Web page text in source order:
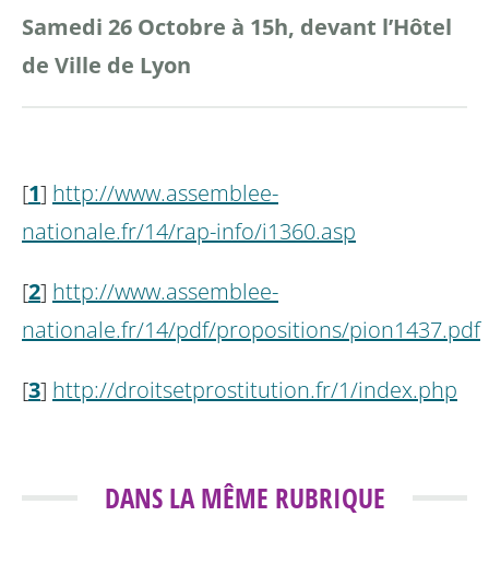
Samedi 26 Octobre à 15h, devant l’Hôtel
de Ville de Lyon
[1] http://www.assemblee-
nationale.fr/14/rap-info/i1360.asp
[2] http://www.assemblee-
nationale.fr/14/pdf/propositions/pion1437.pdf
[3] http://droitsetprostitution.fr/1/index.php
DANS LA MÊME RUBRIQUE